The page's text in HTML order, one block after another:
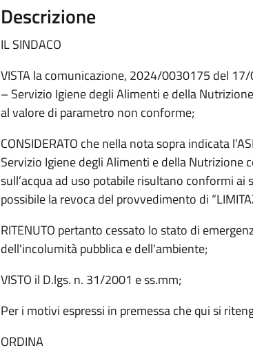
Descrizione
IL SINDACO
VISTA la comunicazione, 2024/0030175 del
– Servizio Igiene degli Alimenti e della
al valore di parametro non conforme;
CONSIDERATO che nella nota sopra indicata
Servizio Igiene degli Alimenti e della
sull’acqua ad uso potabile risultano conformi
possibile la revoca del provvedimento di
RITENUTO pertanto cessato lo stato di
dell'incolumità pubblica e dell'ambiente;
VISTO il D.lgs. n. 31/2001 e ss.mm;
Per i motivi espressi in premessa che qui si
ORDINA